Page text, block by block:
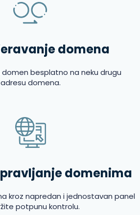
domena
besplatno na neku drugu
adresu domena.
domenima
kroz napredan i jednostavan panel
potpunu kontrolu.